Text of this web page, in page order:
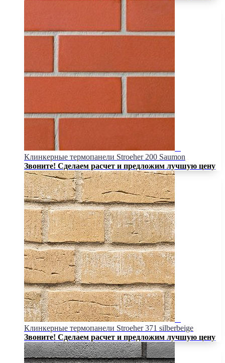
Клинкерные термопанели Stroeher 200 Saumon
Звоните! Сделаем расчет и предложим лучшую цену
Клинкерные термопанели Stroeher 371 silberbeige
Звоните! Сделаем расчет и предложим лучшую цену